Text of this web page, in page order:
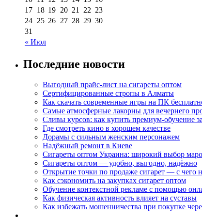
« Июл
17 18 19 20 21 22 23
24 25 26 27 28 29 30
31
Последние новости
Выгодный прайс-лист на сигареты оптом
Сертифицированные стропы в Алматы
Как скачать современные игры на ПК
Самые атмосферные лакорны для вечернего
Сливы курсов: как купить премиум-обучение
Где смотреть кино в хорошем качестве
Дорамы с сильным женским персонажем
Надёжный ремонт в Киеве
Сигареты оптом Украина: широкий выбор
Сигареты оптом — удобно, выгодно, надёжно
Открытие точки по продаже сигарет — с чего
Как сэкономить на закупках сигарет оптом
Обучение контекстной рекламе с помощью
Как физическая активность влияет на суставы
Как избежать мошенничества при покупке